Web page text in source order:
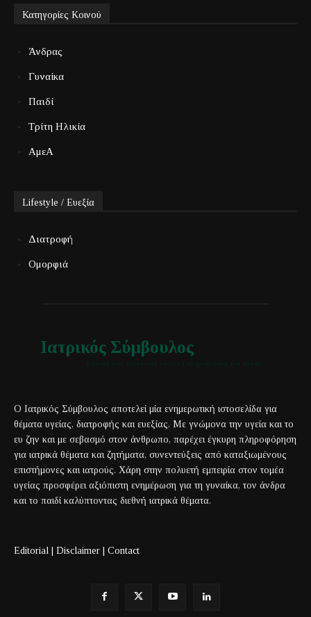
Κατηγορίες Κοινού
Άνδρας
Γυναίκα
Παιδί
Τρίτη Ηλικία
ΑμεΑ
Lifestyle / Ευεξία
Διατροφή
Ομορφιά
Ιατρικός Σύμβουλος
Ο Ιατρικός Σύμβουλος αποτελεί μία ενημερωτική ιστοσελίδα για
θέματα υγείας, διατροφής και ευεξίας. Με γνώμονα την υγεία και το
ευ ζην και με σεβασμό στον άνθρωπο, παρέχει έγκυρη πληροφόρηση
για ιατρικά θέματα και ζητήματα, συνεντεύξεις από καταξιωμένους
επιστήμονες και ιατρούς. Χάρη στην πολυετή εμπειρία στον τομέα
υγείας προσφέρει αξιόπιστη ενημέρωση για τη γυναίκα, τον άνδρα
και το παιδί καλύπτοντας διεθνή ιατρικά θέματα.
Editorial | Disclaimer | Contact